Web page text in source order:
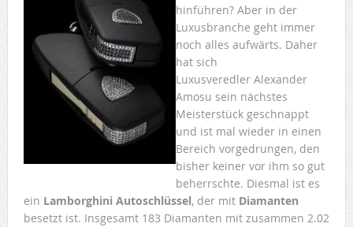
hinführen? Aber in der
Luxusbranche geht immer
noch alles aufwärts. Daher
hat sich
Luxusveredler Alexander
Amosu sein nächstes
Meisterstück geschnappt
und ist mal wieder in einen
Bereich vorgedrungen, den
bisher keiner vor ihm so gut
beherrschte. Diesmal ist es
ein Lamborghini Autoschlüssel, der mit Diamanten
besetzt ist. Insgesamt 183 Diamanten mit zusammen 2.02